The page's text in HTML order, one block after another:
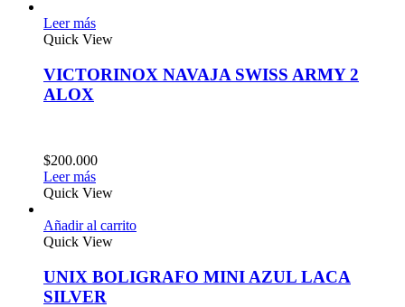
Leer más
Quick View
VICTORINOX NAVAJA SWISS ARMY 2
ALOX
$200.000
Leer más
Quick View
Añadir al carrito
Quick View
UNIX BOLIGRAFO MINI AZUL LACA
SILVER